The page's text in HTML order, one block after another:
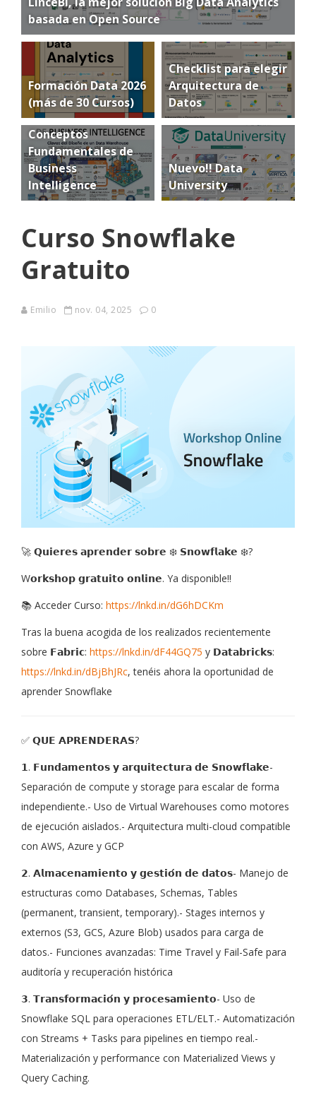
basada en Open Source
Formación Data 2026
(más de 30 Cursos)
Checklist para elegir
Arquitectura de
Datos
Conceptos
Fundamentales de
Business
Intelligence
Nuevo!! Data
University
Curso Snowflake
Gratuito
Emilio nov. 04, 2025 0
🚀 𝗤𝘂𝗶𝗲𝗿𝗲𝘀 𝗮𝗽𝗿𝗲𝗻𝗱𝗲𝗿 𝘀𝗼𝗯𝗿𝗲 ❄️ 𝗦𝗻𝗼𝘄𝗳𝗹𝗮𝗸𝗲 ❄️?
W𝗼𝗿𝗸𝘀𝗵𝗼𝗽 𝗴𝗿𝗮𝘁𝘂𝗶𝘁𝗼 𝗼𝗻𝗹𝗶𝗻𝗲. Ya disponible!!
📚 Acceder Curso: https://lnkd.in/dG6hDCKm
Tras la buena acogida de los realizados recientemente
sobre 𝗙𝗮𝗯𝗿𝗶𝗰: https://lnkd.in/dF44GQ75 y 𝗗𝗮𝘁𝗮𝗯𝗿𝗶𝗰𝗸𝘀:
https://lnkd.in/dBjBhJRc, tenéis ahora la oportunidad de
aprender Snowflake
✅ 𝗤𝗨𝗘 𝗔𝗣𝗥𝗘𝗡𝗗𝗘𝗥𝗔𝗦?
𝟭. 𝗙𝘂𝗻𝗱𝗮𝗺𝗲𝗻𝘁𝗼𝘀 𝘆 𝗮𝗿𝗾𝘂𝗶𝘁𝗲𝗰𝘁𝘂𝗿𝗮 𝗱𝗲 𝗦𝗻𝗼𝘄𝗳𝗹𝗮𝗸𝗲-
Separación de compute y storage para escalar de forma
independiente.- Uso de Virtual Warehouses como motores
de ejecución aislados.- Arquitectura multi-cloud compatible
con AWS, Azure y GCP
𝟮. 𝗔𝗹𝗺𝗮𝗰𝗲𝗻𝗮𝗺𝗶𝗲𝗻𝘁𝗼 𝘆 𝗴𝗲𝘀𝘁𝗶𝗼́𝗻 𝗱𝗲 𝗱𝗮𝘁𝗼𝘀- Manejo de
estructuras como Databases, Schemas, Tables
(permanent, transient, temporary).- Stages internos y
externos (S3, GCS, Azure Blob) usados para carga de
datos.- Funciones avanzadas: Time Travel y Fail-Safe para
auditoría y recuperación histórica
𝟯. 𝗧𝗿𝗮𝗻𝘀𝗳𝗼𝗿𝗺𝗮𝗰𝗶𝗼́𝗻 𝘆 𝗽𝗿𝗼𝗰𝗲𝘀𝗮𝗺𝗶𝗲𝗻𝘁𝗼- Uso de
Snowflake SQL para operaciones ETL/ELT.- Automatización
con Streams + Tasks para pipelines en tiempo real.-
Materialización y performance con Materialized Views y
Query Caching.